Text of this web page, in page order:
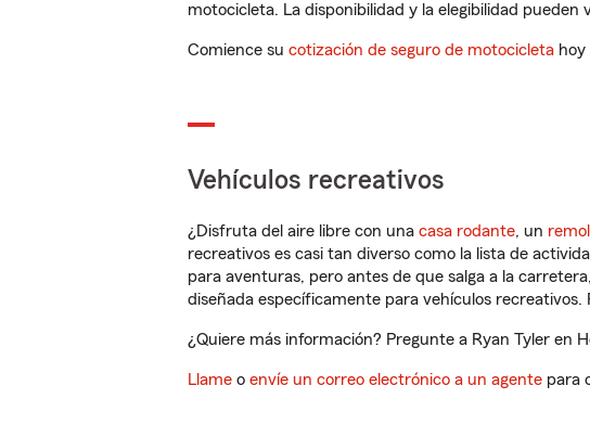
motocicleta. La disponibilidad y la elegibilidad pueden
Comience su cotización de seguro de motocicleta hoy
Vehículos recreativos
¿Disfruta del aire libre con una casa rodante, un
recreativos es casi tan diverso como la lista de
para aventuras, pero antes de que salga a la
diseñada específicamente para vehículos
¿Quiere más información? Pregunte a Ryan Tyler en
Llame o envíe un correo electrónico a un agente para